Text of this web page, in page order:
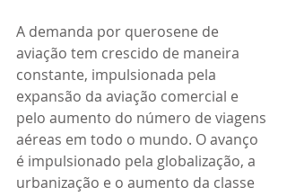
A demanda por querosene de
aviação tem crescido de maneira
constante, impulsionada pela
expansão da aviação comercial e
pelo aumento do número de viagens
aéreas em todo o mundo. O avanço
é impulsionado pela globalização, a
urbanização e o aumento da classe